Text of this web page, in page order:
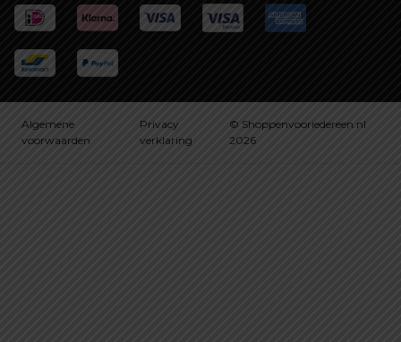
Algemene
voorwaarden
Privacy
verklaring
© Shoppenvooriedereen.nl
2026